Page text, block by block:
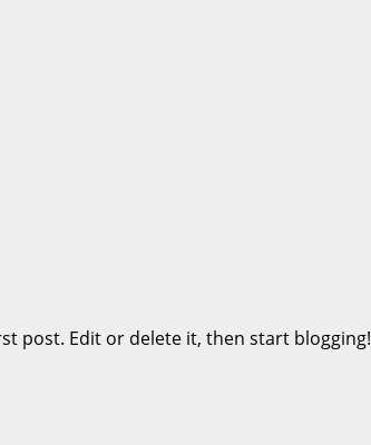
post. Edit or delete it, then start blogging!